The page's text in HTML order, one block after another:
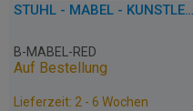
STUHL - MABEL - KUNSTLEDER
B-MABEL-RED
Auf Bestellung
Lieferzeit: 2 - 6 Wochen